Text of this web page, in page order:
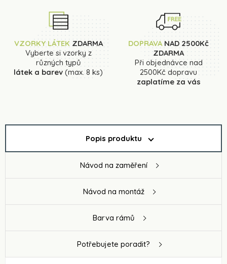
VZORKY LÁTEK ZDARMA
Vyberte si vzorky z
různých typů
látek a barev (max. 8 ks)
DOPRAVANAD 2500Kč
ZDARMA
Při objednávce nad
2500Kč dopravu
zaplatíme za vás
Popis produktu
Návod na zaměření
Návod na montáž
Barva rámů
Potřebujete poradit?